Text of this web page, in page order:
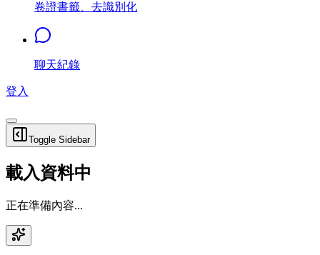
卷證書籤、去識別化
聊天紀錄
登入
Toggle Sidebar
載入資料中
正在準備內容...